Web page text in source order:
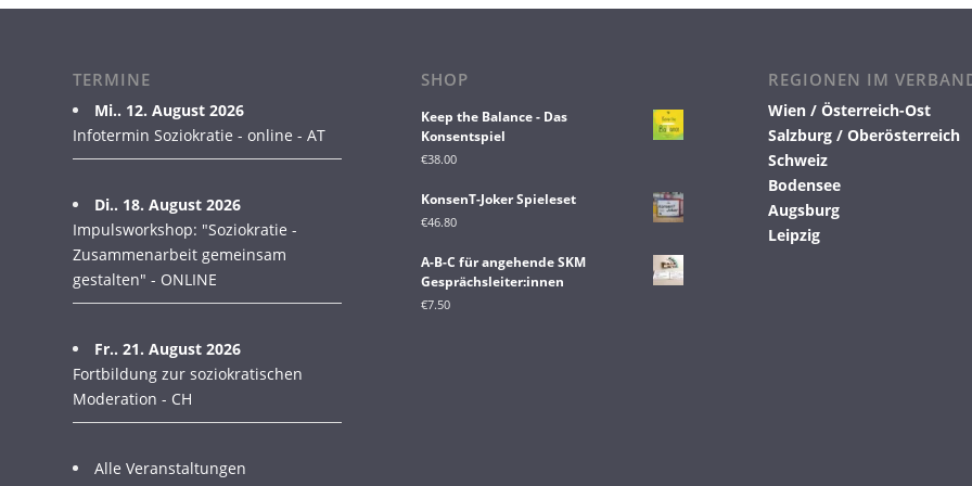
TERMINE
Mi.. 12. August 2026
Infotermin Soziokratie - online - AT
Di.. 18. August 2026
Impulsworkshop: "Soziokratie -
Zusammenarbeit gemeinsam
gestalten" - ONLINE
Fr.. 21. August 2026
Fortbildung zur soziokratischen
Moderation - CH
Alle Veranstaltungen
SHOP
Keep the Balance - Das
Konsentspiel
€38.00
KonsenT-Joker Spieleset
€46.80
A-B-C für angehende SKM
Gesprächsleiter:innen
€7.50
REGIONEN IM
Wien / Österreich-Ost
Salzburg / Oberösterreich
Schweiz
Bodensee
Augsburg
Leipzig